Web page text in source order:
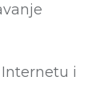
Internetu i